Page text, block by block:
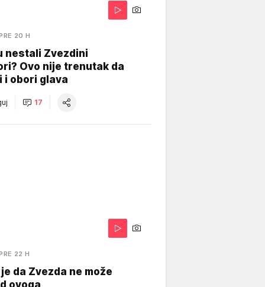
20 H
nestali Zvezdini
Ovo nije trenutak da
i obori glava
17
22 H
da Zvezda ne može
ovoga